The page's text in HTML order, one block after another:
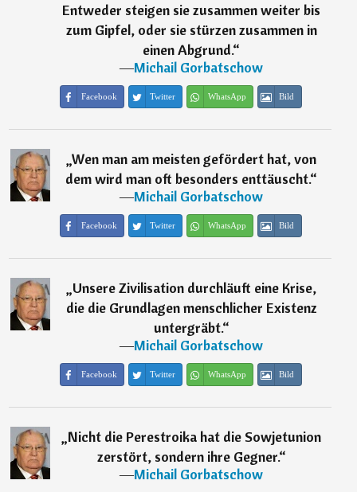
Entweder steigen sie zusammen weiter bis
zum Gipfel, oder sie stürzen zusammen in
einen Abgrund.“
―Michail Gorbatschow
Facebook Twitter WhatsApp Bild
„Wen man am meisten gefördert hat, von
dem wird man oft besonders enttäuscht.“
―Michail Gorbatschow
Facebook Twitter WhatsApp Bild
„Unsere Zivilisation durchläuft eine Krise,
die die Grundlagen menschlicher Existenz
untergräbt.“
―Michail Gorbatschow
Facebook Twitter WhatsApp Bild
„Nicht die Perestroika hat die Sowjetunion
zerstört, sondern ihre Gegner.“
―Michail Gorbatschow